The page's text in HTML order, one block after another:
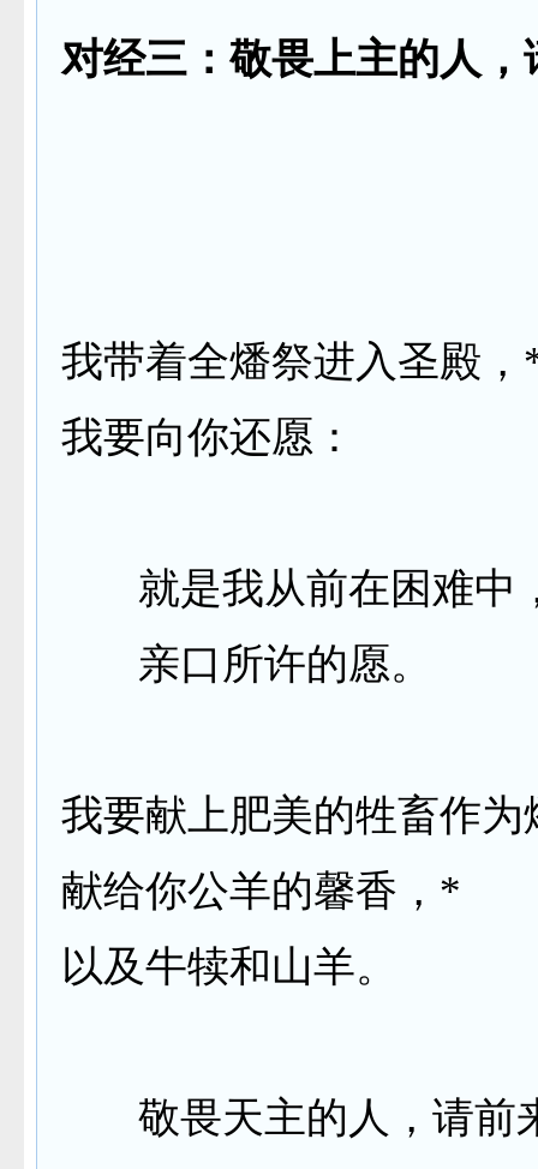
对经三：敬畏上主的人
我带着全燔祭进入圣殿，
我要向你还愿：
就是我从前在困难中
亲口所许的愿。
我要献上肥美的牲畜作为
献给你公羊的馨香， *
以及牛犊和山羊。
敬畏天主的人，请前